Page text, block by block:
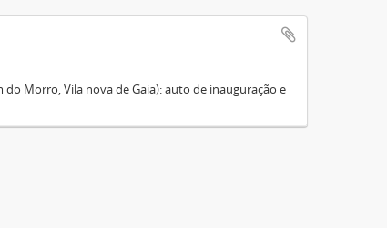
Morro, Vila nova de Gaia): auto de inauguração e